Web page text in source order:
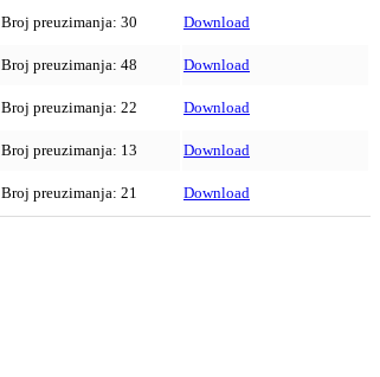
Broj preuzimanja: 30
Download
Broj preuzimanja: 48
Download
Broj preuzimanja: 22 Download
Broj preuzimanja: 13 Download
Broj preuzimanja: 21 Download